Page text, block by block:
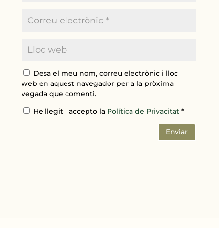
Desa el meu nom, correu electrònic i lloc
web en aquest navegador per a la pròxima
vegada que comenti.
He llegit i accepto la Política de Privacitat*
Enviar